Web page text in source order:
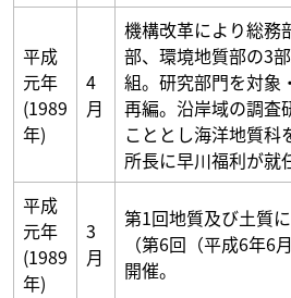
平成
元年
(1989
年)
4
月
機構改革により総務
部、環境地質部の3
組。研究部門を対象
再編。沿岸域の調査
こととし海洋地質科
所長に早川福利が就
平成
元年
(1989
年)
3
月
第1回地質及び土質
（第6回（平成6年6
開催。